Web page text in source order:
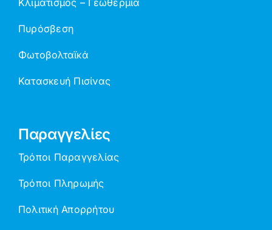
Κλιματισμός – Γεωθερμία
Πυρόσβεση
Φωτοβολταϊκά
Κατασκευή Πισίνας
Παραγγελίες
Τρόποι Παραγγελίας
Τρόποι Πληρωμής
Πολιτική Απορρήτου